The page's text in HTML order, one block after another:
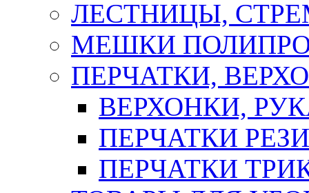
ЛЕСТНИЦЫ,
МЕШКИ
ПЕРЧАТКИ,
ВЕРХОНКИ,
ПЕРЧАТКИ
ПЕРЧАТКИ